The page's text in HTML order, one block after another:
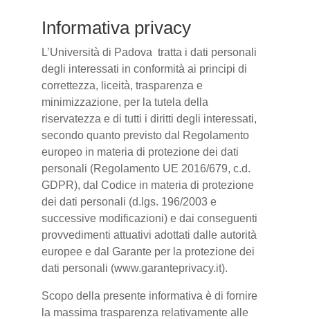
Informativa privacy
L’Università di Padova tratta i dati personali
degli interessati in conformità ai principi di
correttezza, liceità, trasparenza e
minimizzazione, per la tutela della
riservatezza e di tutti i diritti degli interessati,
secondo quanto previsto dal Regolamento
europeo in materia di protezione dei dati
personali (Regolamento UE 2016/679, c.d.
GDPR), dal Codice in materia di protezione
dei dati personali (d.lgs. 196/2003 e
successive modificazioni) e dai conseguenti
provvedimenti attuativi adottati dalle autorità
europee e dal Garante per la protezione dei
dati personali (www.garanteprivacy.it).
Scopo della presente informativa è di fornire
la massima trasparenza relativamente alle